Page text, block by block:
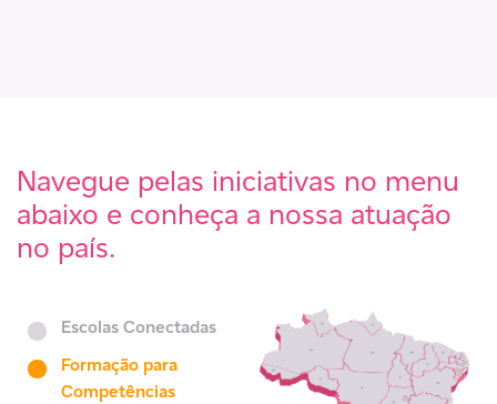
Navegue pelas iniciativas no menu
abaixo e conheça a nossa atuação
no país.
Escolas Conectadas
Formação para
Competências